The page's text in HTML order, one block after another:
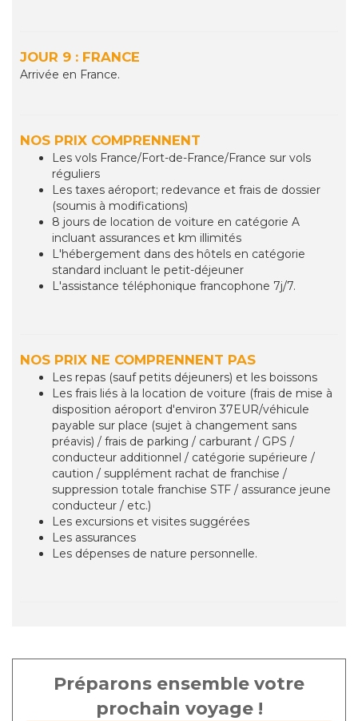
JOUR 9 : FRANCE
Arrivée en France.
NOS PRIX COMPRENNENT
Les vols France/Fort-de-France/France sur vols
réguliers
Les taxes aéroport; redevance et frais de dossier
(soumis à modifications)
8 jours de location de voiture en catégorie A
incluant assurances et km illimités
L'hébergement dans des hôtels en catégorie
standard incluant le petit-déjeuner
L'assistance téléphonique francophone 7j/7.
NOS PRIX NE COMPRENNENT PAS
Les repas (sauf petits déjeuners) et les boissons
Les frais liés à la location de voiture (frais de mise à
disposition aéroport d'environ 37EUR/véhicule
payable sur place (sujet à changement sans
préavis) / frais de parking / carburant / GPS /
conducteur additionnel / catégorie supérieure /
caution / supplément rachat de franchise /
suppression totale franchise STF / assurance jeune
conducteur / etc.)
Les excursions et visites suggérées
Les assurances
Les dépenses de nature personnelle.
Préparons ensemble votre
prochain voyage !